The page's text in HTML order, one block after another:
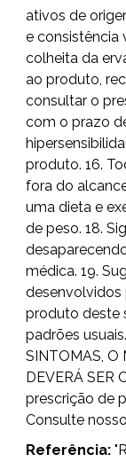
ativos de
e consistência
colheita da
ao produto,
consultar o
com o prazo
produto. 16.
fora do
uma dieta e
de peso. 18.
médica. 19.
desenvolvidos
produto deste
padrões
SINTOMAS, O
DEVERÁ SER
prescrição de
Consulte
Referência: